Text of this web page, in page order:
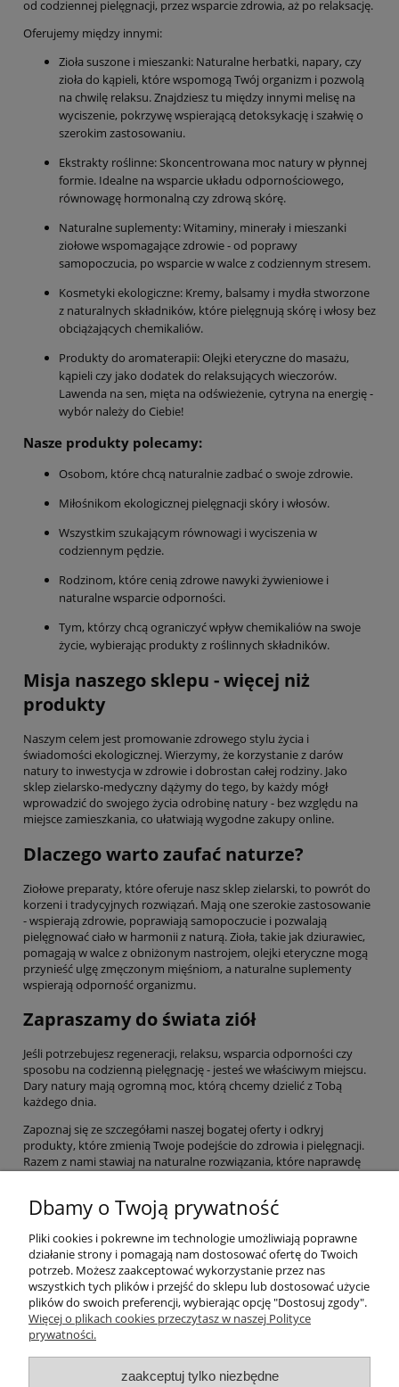
od codziennej pielęgnacji, przez wsparcie zdrowia, aż po relaksację.
Oferujemy między innymi:
Zioła suszone i mieszanki: Naturalne herbatki, napary, czy
zioła do kąpieli, które wspomogą Twój organizm i pozwolą
na chwilę relaksu. Znajdziesz tu między innymi melisę na
wyciszenie, pokrzywę wspierającą detoksykację i szałwię o
szerokim zastosowaniu.
Ekstrakty roślinne: Skoncentrowana moc natury w płynnej
formie. Idealne na wsparcie układu odpornościowego,
równowagę hormonalną czy zdrową skórę.
Naturalne suplementy: Witaminy, minerały i mieszanki
ziołowe wspomagające zdrowie - od poprawy
samopoczucia, po wsparcie w walce z codziennym stresem.
Kosmetyki ekologiczne: Kremy, balsamy i mydła stworzone
z naturalnych składników, które pielęgnują skórę i włosy bez
obciążających chemikaliów.
Produkty do aromaterapii: Olejki eteryczne do masażu,
kąpieli czy jako dodatek do relaksujących wieczorów.
Lawenda na sen, mięta na odświeżenie, cytryna na energię -
wybór należy do Ciebie!
Nasze produkty polecamy:
Osobom, które chcą naturalnie zadbać o swoje zdrowie.
Miłośnikom ekologicznej pielęgnacji skóry i włosów.
Wszystkim szukającym równowagi i wyciszenia w
codziennym pędzie.
Rodzinom, które cenią zdrowe nawyki żywieniowe i
naturalne wsparcie odporności.
Tym, którzy chcą ograniczyć wpływ chemikaliów na swoje
życie, wybierając produkty z roślinnych składników.
Misja naszego sklepu - więcej niż
produkty
Naszym celem jest promowanie zdrowego stylu życia i
świadomości ekologicznej. Wierzymy, że korzystanie z darów
natury to inwestycja w zdrowie i dobrostan całej rodziny. Jako
sklep zielarsko-medyczny dążymy do tego, by każdy mógł
wprowadzić do swojego życia odrobinę natury - bez względu na
miejsce zamieszkania, co ułatwiają wygodne zakupy online.
Dlaczego warto zaufać naturze?
Ziołowe preparaty, które oferuje nasz sklep zielarski, to powrót do
korzeni i tradycyjnych rozwiązań. Mają one szerokie zastosowanie
- wspierają zdrowie, poprawiają samopoczucie i pozwalają
pielęgnować ciało w harmonii z naturą. Zioła, takie jak dziurawiec,
pomagają w walce z obniżonym nastrojem, olejki eteryczne mogą
przynieść ulgę zmęczonym mięśniom, a naturalne suplementy
wspierają odporność organizmu.
Zapraszamy do świata ziół
Jeśli potrzebujesz regeneracji, relaksu, wsparcia odporności czy
sposobu na codzienną pielęgnację - jesteś we właściwym miejscu.
Dary natury mają ogromną moc, którą chcemy dzielić z Tobą
każdego dnia.
Zapoznaj się ze szczegółami naszej bogatej oferty i odkryj
produkty, które zmienią Twoje podejście do zdrowia i pielęgnacji.
Razem z nami stawiaj na naturalne rozwiązania, które naprawdę
Pomoc
Moje konto
Informacje
Dbamy o Twoją prywatność
Pliki cookies i pokrewne im technologie umożliwiają poprawne
działanie strony i pomagają nam dostosować ofertę do Twoich
potrzeb. Możesz zaakceptować wykorzystanie przez nas
wszystkich tych plików i przejść do sklepu lub dostosować użycie
plików do swoich preferencji, wybierając opcję "Dostosuj zgody".
Więcej o plikach cookies przeczytasz w naszej Polityce
prywatności.
zaakceptuj tylko niezbędne